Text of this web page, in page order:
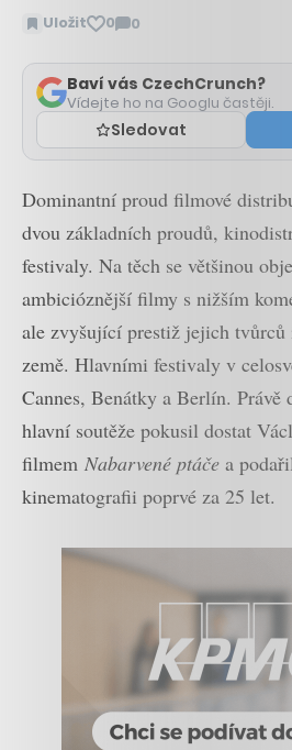
Uložit 0 0
Zobrazit
Baví vás CzechCrunch?
Vídejte ho na Googlu častěji.
Sledovat
Dominantní proud filmové
dvou základních proudů,
festivaly. Na těch se většinou
ambicióznější filmy s nižším
ale zvyšující prestiž jejich tvůrců
země. Hlavními festivaly v
Cannes, Benátky a Berlín. Právě
hlavní soutěže pokusil dostat
filmem Nabarvené ptáče a
kinematografii poprvé za 25 let.